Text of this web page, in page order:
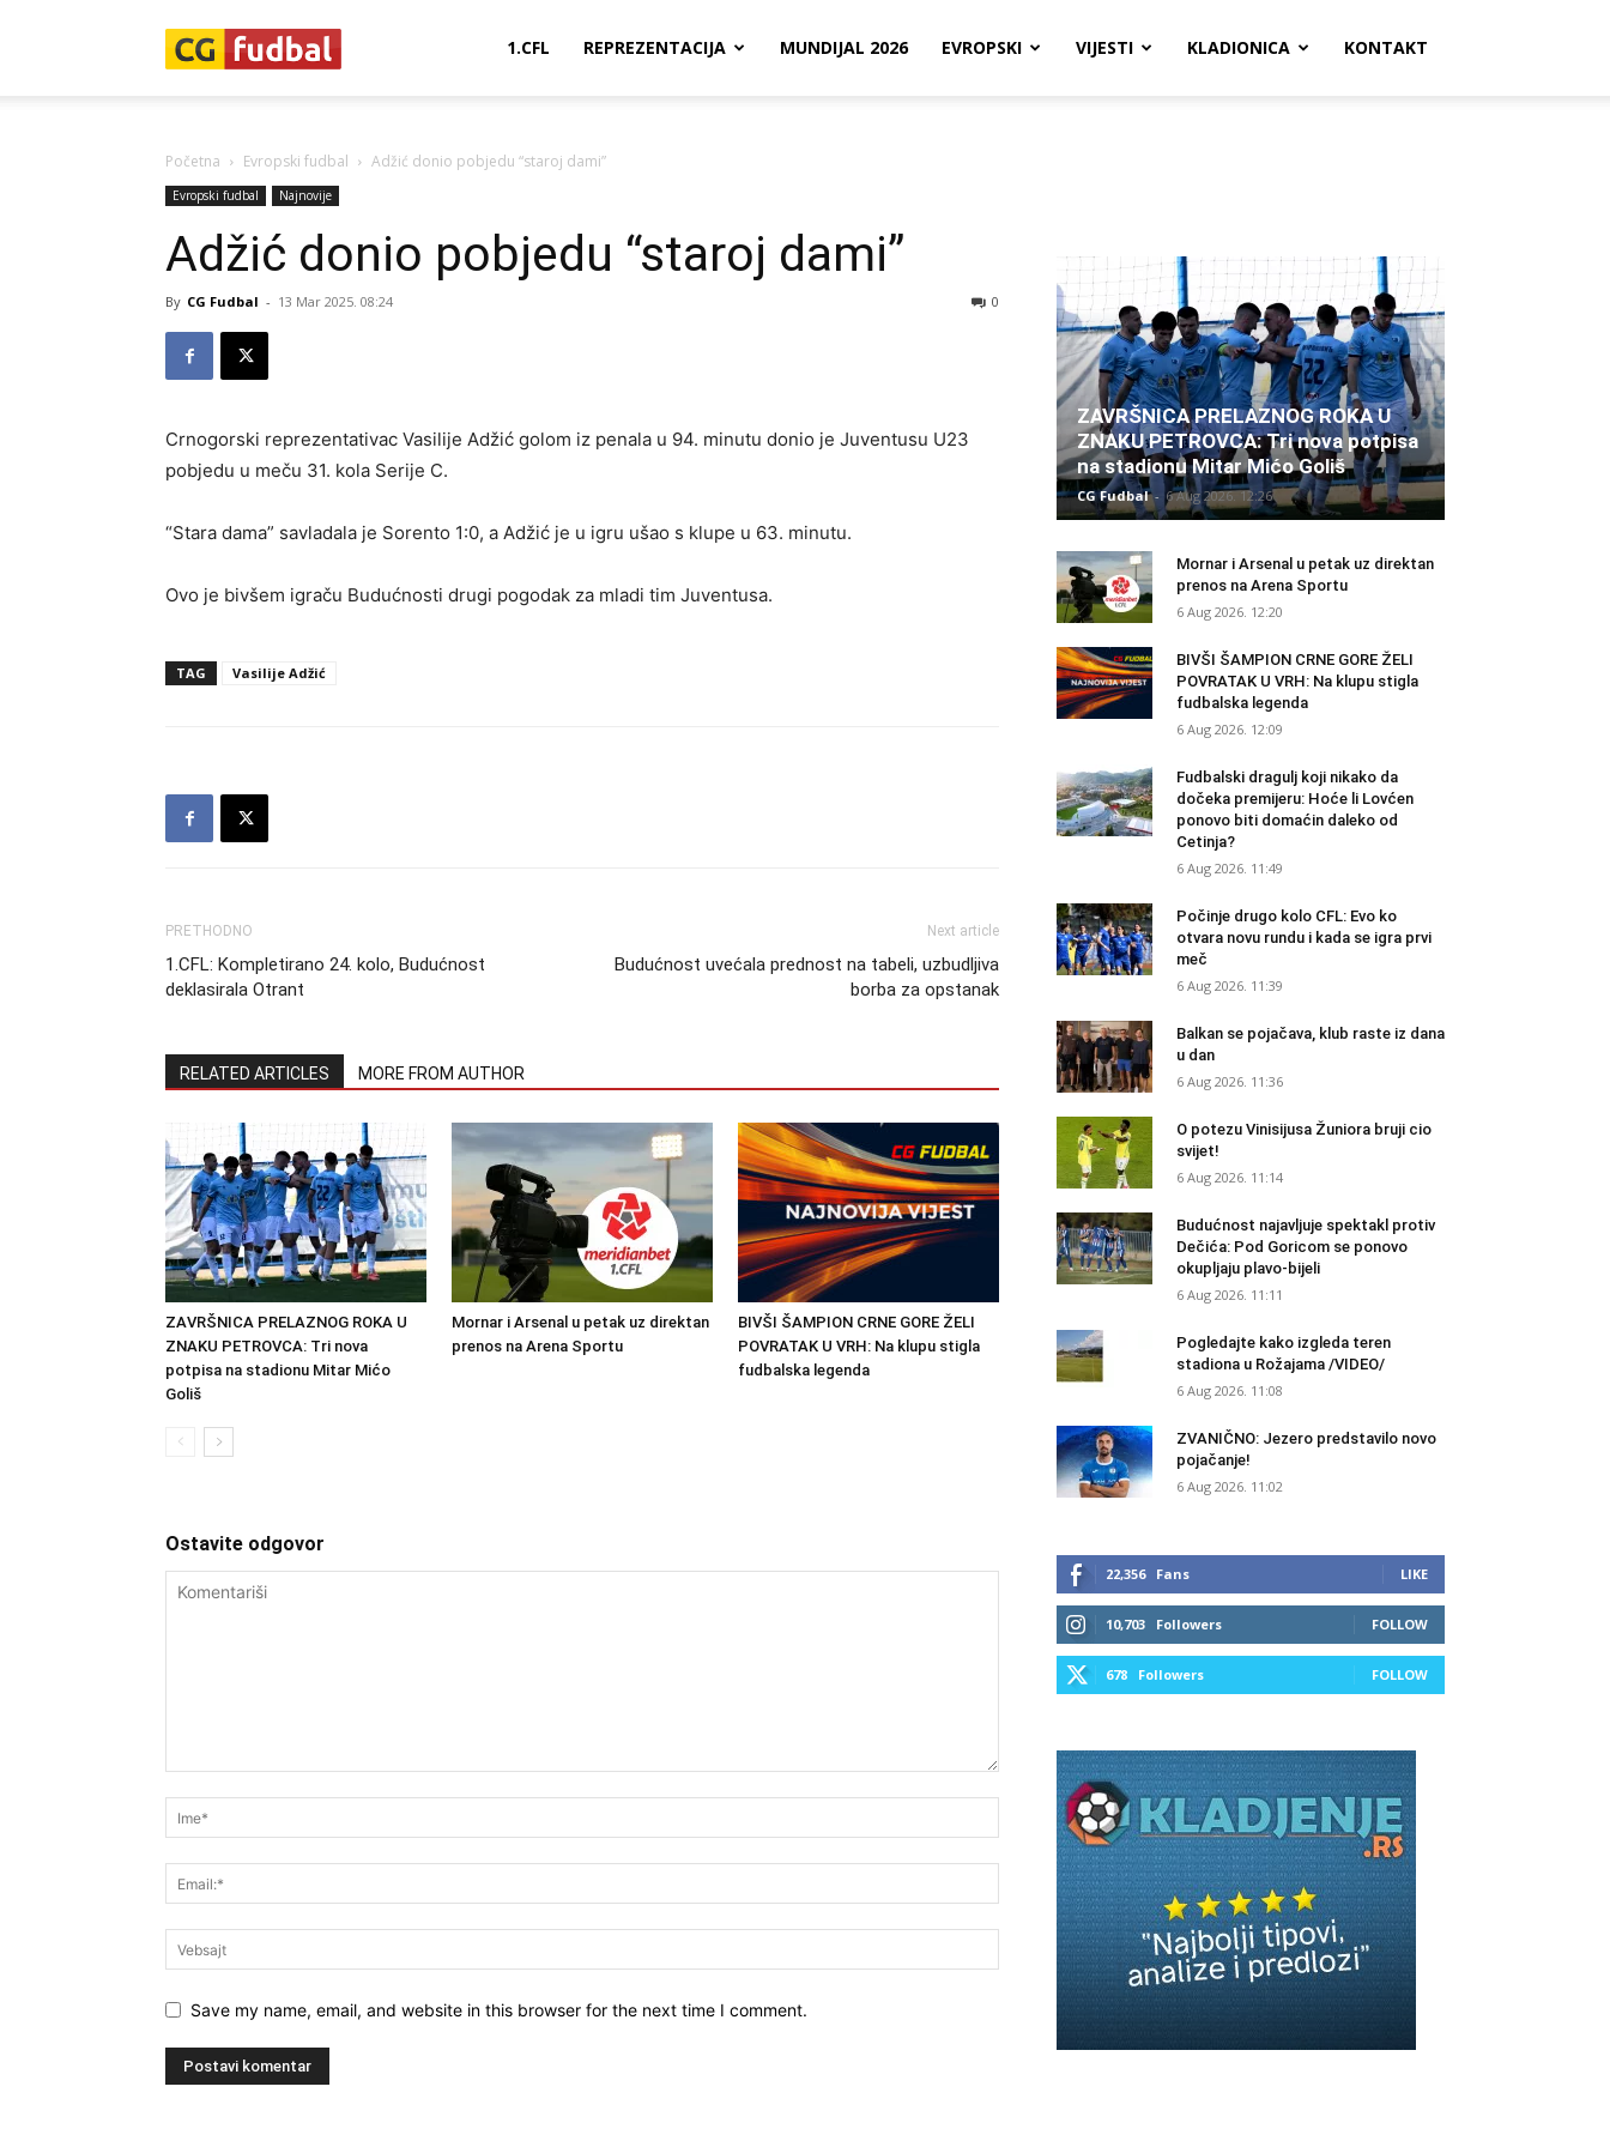
1.CFL REPREZENTACIJA MUNDIJAL 2026 EVROPSKI VIJESTI KLADIONICA KONTAKT
Početna Evropski fudbal Adžić donio pobjedu “staroj dami”
Evropski fudbal Najnovije
Adžić donio pobjedu “staroj dami”
By CG Fudbal - 13 Mar 2025. 08:24 0
Crnogorski reprezentativac Vasilije Adžić golom iz penala u 94. minutu donio je Juventusu U23
pobjedu u meču 31. kola Serije C.
“Stara dama” savladala je Sorento 1:0, a Adžić je u igru ušao s klupe u 63. minutu.
Ovo je bivšem igraču Budućnosti drugi pogodak za mladi tim Juventusa.
TAG Vasilije Adžić
PRETHODNO
1.CFL: Kompletirano 24. kolo, Budućnost
deklasirala Otrant
Next article
Budućnost uvećala prednost na tabeli, uzbudljiva
borba za opstanak
RELATED ARTICLES MORE FROM AUTHOR
ZAVRŠNICA PRELAZNOG ROKA U
ZNAKU PETROVCA: Tri nova
potpisa na stadionu Mitar Mićo
Goliš
Mornar i Arsenal u petak uz direktan
prenos na Arena Sportu
BIVŠI ŠAMPION CRNE GORE ŽELI
POVRATAK U VRH: Na klupu stigla
fudbalska legenda
Ostavite odgovor
Save my name, email, and website in this browser for the next time I comment.
ZAVRŠNICA PRELAZNOG ROKA U
ZNAKU PETROVCA: Tri nova potpisa
na stadionu Mitar Mićo Goliš
CG Fudbal - 6 Aug 2026. 12:26
Mornar i Arsenal u petak uz direktan
prenos na Arena Sportu
6 Aug 2026. 12:20
BIVŠI ŠAMPION CRNE GORE ŽELI
POVRATAK U VRH: Na klupu stigla
fudbalska legenda
6 Aug 2026. 12:09
Fudbalski dragulj koji nikako da
dočeka premijeru: Hoće li Lovćen
ponovo biti domaćin daleko od
Cetinja?
6 Aug 2026. 11:49
Počinje drugo kolo CFL: Evo ko
otvara novu rundu i kada se igra prvi
meč
6 Aug 2026. 11:39
Balkan se pojačava, klub raste iz dana
u dan
6 Aug 2026. 11:36
O potezu Vinisijusa Žuniora bruji cio
svijet!
6 Aug 2026. 11:14
Budućnost najavljuje spektakl protiv
Dečića: Pod Goricom se ponovo
okupljaju plavo-bijeli
6 Aug 2026. 11:11
Pogledajte kako izgleda teren
stadiona u Rožajama /VIDEO/
6 Aug 2026. 11:08
ZVANIČNO: Jezero predstavilo novo
pojačanje!
6 Aug 2026. 11:02
22,356 Fans LIKE
10,703 Followers FOLLOW
678 Followers FOLLOW